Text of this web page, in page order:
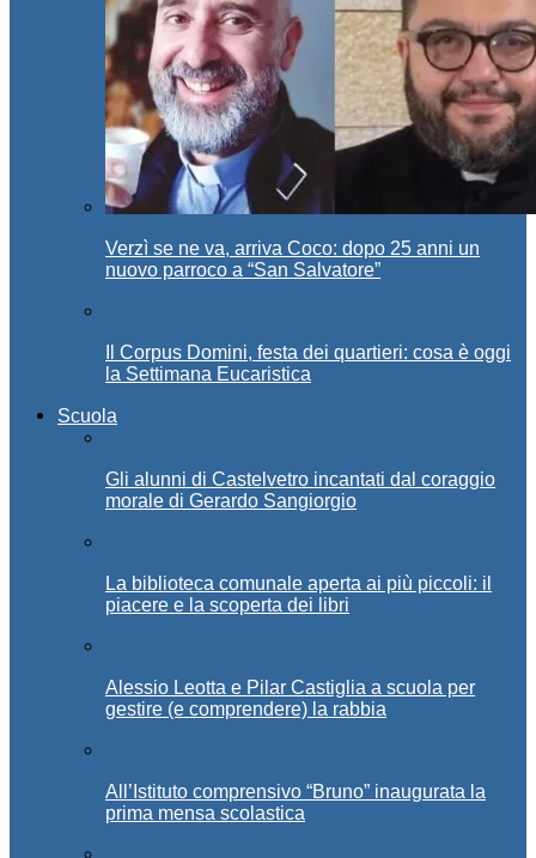
Verzì se ne va, arriva Coco: dopo 25 anni un
nuovo parroco a “San Salvatore”
Il Corpus Domini, festa dei quartieri: cosa è oggi
la Settimana Eucaristica
Scuola
Gli alunni di Castelvetro incantati dal coraggio
morale di Gerardo Sangiorgio
La biblioteca comunale aperta ai più piccoli: il
piacere e la scoperta dei libri
Alessio Leotta e Pilar Castiglia a scuola per
gestire (e comprendere) la rabbia
All’Istituto comprensivo “Bruno” inaugurata la
prima mensa scolastica